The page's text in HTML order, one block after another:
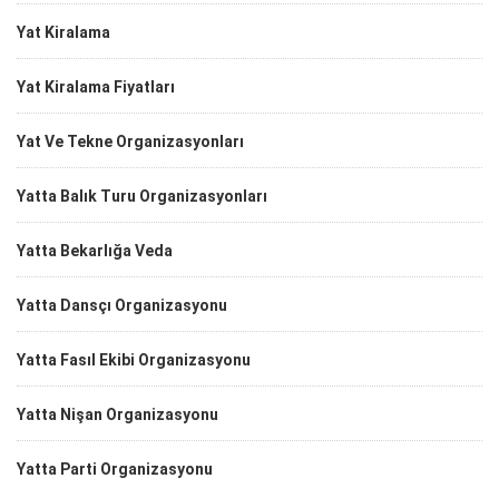
Yat Kiralama
Yat Kiralama Fiyatları
Yat Ve Tekne Organizasyonları
Yatta Balık Turu Organizasyonları
Yatta Bekarlığa Veda
Yatta Dansçı Organizasyonu
Yatta Fasıl Ekibi Organizasyonu
Yatta Nişan Organizasyonu
Yatta Parti Organizasyonu